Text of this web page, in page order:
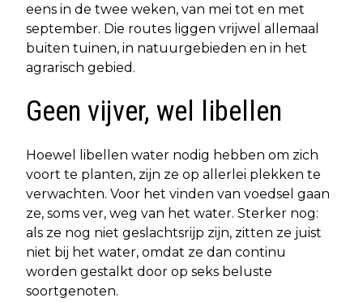
eens in de twee weken, van mei tot en met
september. Die routes liggen vrijwel allemaal
buiten tuinen, in natuurgebieden en in het
agrarisch gebied.
Geen vijver, wel libellen
Hoewel libellen water nodig hebben om zich
voort te planten, zijn ze op allerlei plekken te
verwachten. Voor het vinden van voedsel gaan
ze, soms ver, weg van het water. Sterker nog:
als ze nog niet geslachtsrijp zijn, zitten ze juist
niet bij het water, omdat ze dan continu
worden gestalkt door op seks beluste
soortgenoten.